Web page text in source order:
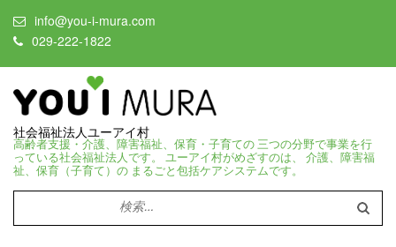
info@you-i-mura.com
029-222-1822
社会福祉法人ユーアイ村
高齢者支援・介護、障害福祉、保育・子育ての 三つの分野で事業を行
っている社会福祉法人です。 ユーアイ村がめざすのは、 介護、障害福
祉、保育（子育て）の まるごと包括ケアシステムです。
検
索: